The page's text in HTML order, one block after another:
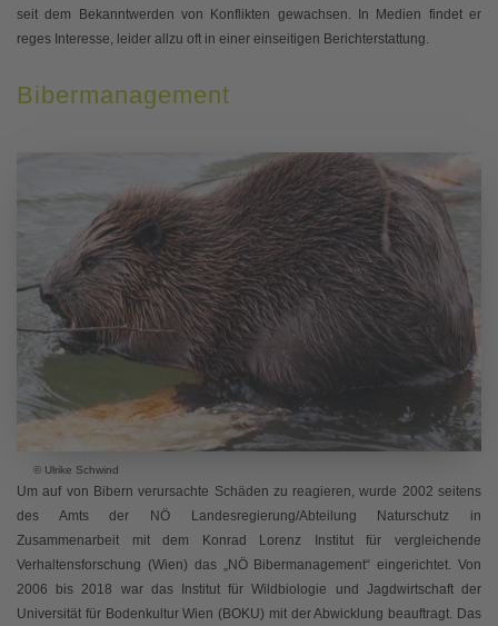
seit dem Bekanntwerden von Konflikten gewachsen. In Medien findet er
reges Interesse, leider allzu oft in einer einseitigen Berichterstattung.
Bibermanagement
© Ulrike Schwind
Um auf von Bibern verursachte Schäden zu reagieren, wurde 2002 seitens
des Amts der NÖ Landesregierung/Abteilung Naturschutz in
Zusammenarbeit mit dem Konrad Lorenz Institut für vergleichende
Verhaltensforschung (Wien) das „NÖ Bibermanagement“ eingerichtet. Von
2006 bis 2018 war das Institut für Wildbiologie und Jagdwirtschaft der
Universität für Bodenkultur Wien (BOKU) mit der Abwicklung beauftragt. Das